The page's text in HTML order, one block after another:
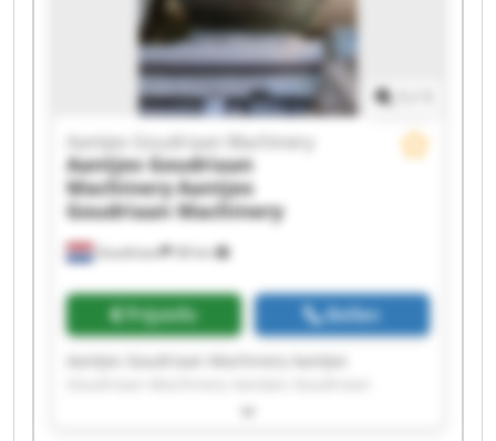
Aantjes Goudriaan Machinery Aantjes
Goudriaan Machinery Aantjes Goudriaan
Machinery Aantjes Goudriaan Machinery
Goudriaan 38 km
Aantjes Goudriaan Machinery
Aantjes Goudriaan
MachineryAantjes
Goudriaan Machinery
Prijsinfo Bellen
Aantjes Goudriaan Machinery Aantjes
Machinery Aantjes Goudriaan Machinery